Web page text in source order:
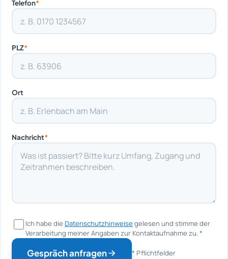
Telefon*
PLZ*
Ort
Nachricht*
Ich habe die Datenschutzhinweise gelesen und stimme der
Verarbeitung meiner Angaben zur Kontaktaufnahme zu.*
Gespräch anfragen * Pflichtfelder